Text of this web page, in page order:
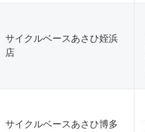
サイクルベースあさひ姪浜
店
サイクルベースあさひ博多